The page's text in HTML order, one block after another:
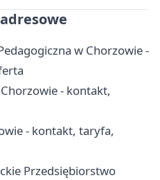
w Chorzowie -
- kontakt,
- kontakt, taryfa,
Przedsiębiorstwo